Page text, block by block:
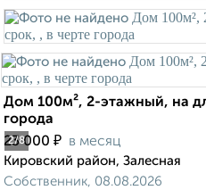
2/8
Дом 100м², 2-этажный, на
города
23 000 ₽ в месяц
Кировский район, Залесная
Собственник, 08.08.2026